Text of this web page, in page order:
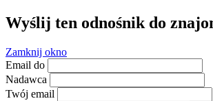
Wyślij ten odnośnik do
Zamknij okno
Email do
Nadawca
Twój email